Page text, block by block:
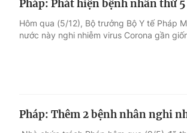
Pháp: Phát hiện bệnh nhân thứ
Hôm qua (5/12), Bộ trưởng Bộ Y tế Pháp
nước này nghi nhiễm virus Corona gần
Pháp: Thêm 2 bệnh nhân nghi